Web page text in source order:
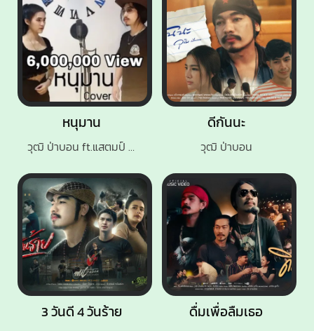
หนุมาน
วุฒิ ป่าบอน ft.แสตมป์ นริสา
ดีกันนะ
วุฒิ ป่าบอน
ดื่มเพื่อลืมเธอ
3 วันดี 4 วันร้าย